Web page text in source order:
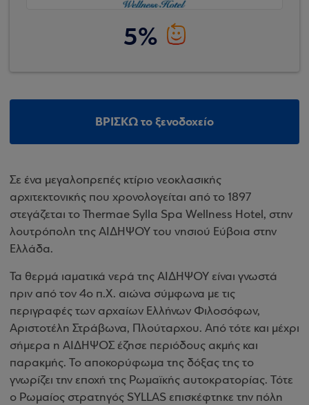
5%
ΒΡΙΣΚΩ το ξενοδοχείο
Σε ένα μεγαλοπρεπές κτίριο νεοκλασικής
αρχιτεκτονικής που χρονολογείται από το 1897
στεγάζεται το Thermae Sylla Spa Wellness Hotel, στην
λουτρόπολη της ΑΙΔΗΨΟΥ του νησιού Εύβοια στην
Ελλάδα.
Τα θερμά ιαματικά νερά της ΑΙΔΗΨΟΥ είναι γνωστά
πριν από τον 4ο π.Χ. αιώνα σύμφωνα με τις
περιγραφές των αρχαίων Ελλήνων Φιλοσόφων,
Αριστοτέλη Στράβωνα, Πλούταρχου. Από τότε και μέχρι
σήμερα η ΑΙΔΗΨΟΣ έζησε περιόδους ακμής και
παρακμής. Το αποκορύφωμα της δόξας της το
γνωρίζει την εποχή της Ρωμαϊκής αυτοκρατορίας. Τότε
ο Ρωμαίος στρατηγός SYLLAS επισκέφτηκε την πόλη